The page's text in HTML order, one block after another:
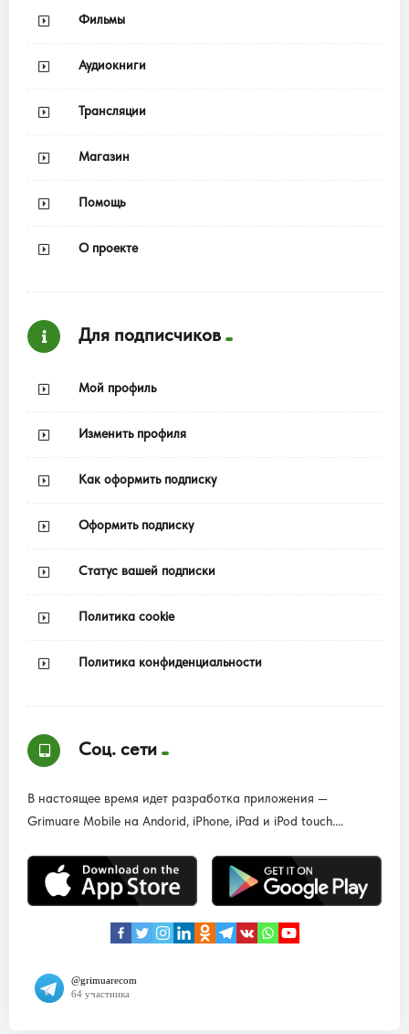
Фильмы
Аудиокниги
Трансляции
Магазин
Помощь
О проекте
Для подписчиков
Мой профиль
Изменить профиля
Как оформить подписку
Оформить подписку
Статус вашей подписки
Политика cookie
Политика конфиденциальности
Соц. сети
В настоящее время идет разработка приложения —
Grimuare Mobile на Andorid, iPhone, iPad и iPod touch....